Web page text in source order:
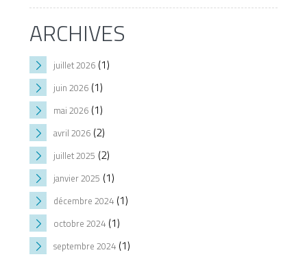
ARCHIVES
juillet 2026(1)
juin 2026(1)
mai 2026(1)
avril 2026(2)
juillet 2025 (2)
janvier 2025 (1)
décembre 2024(1)
octobre 2024(1)
septembre 2024(1)